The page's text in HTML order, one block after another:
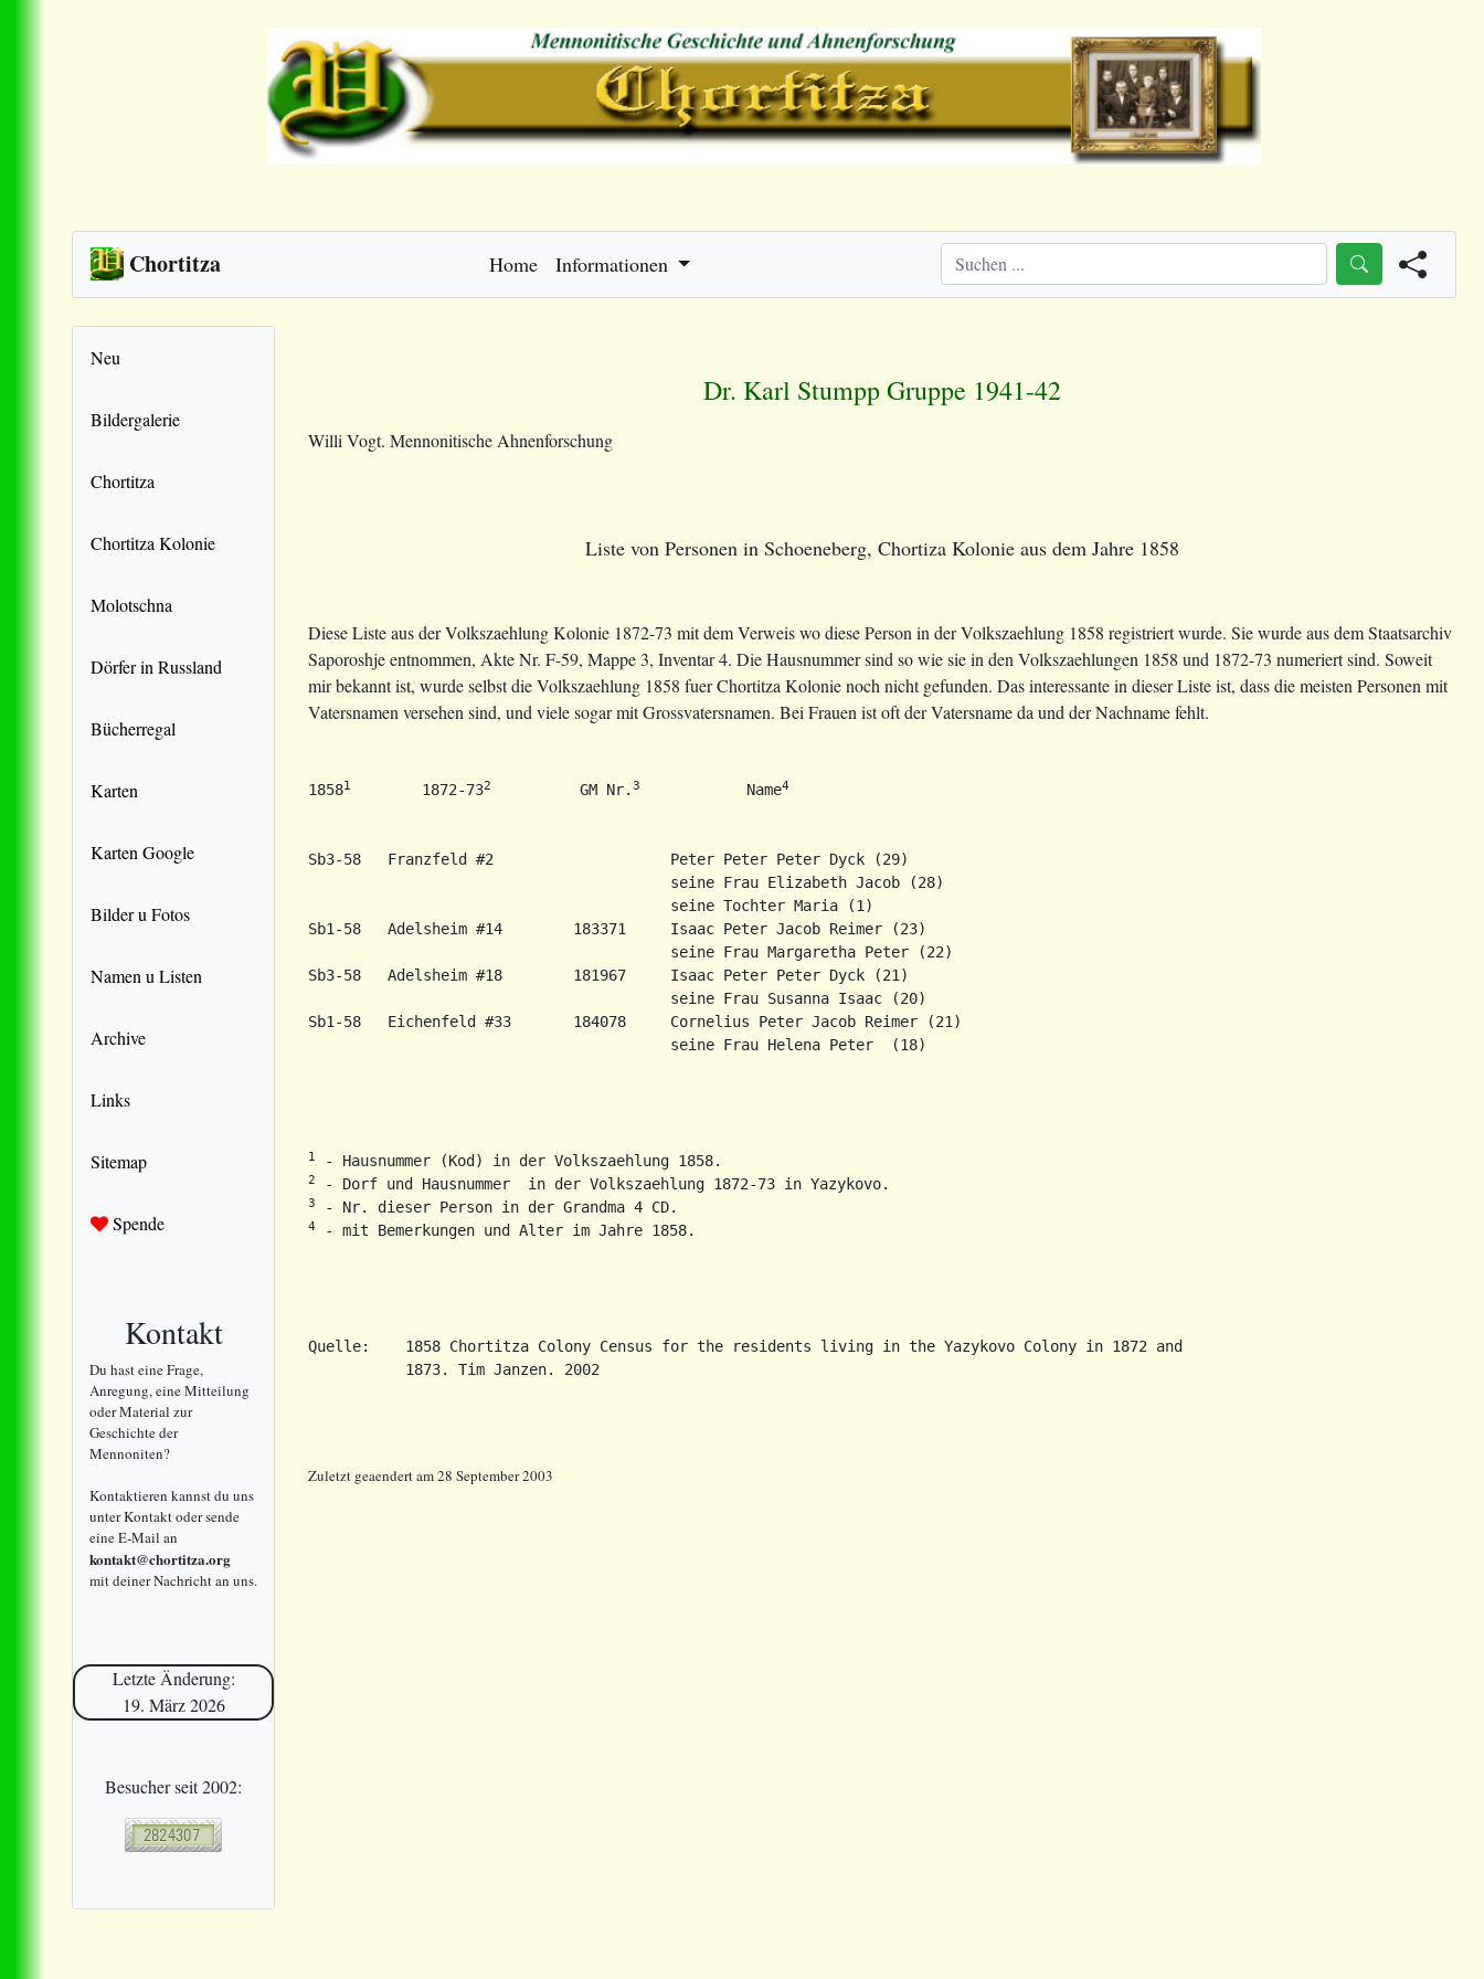
Chortitza Home Informationen
Neu
Bildergalerie
Chortitza
Chortitza Kolonie
Molotschna
Dörfer in Russland
Bücherregal
Karten
Karten Google
Bilder u Fotos
Namen u Listen
Archive
Links
Sitemap
Spende
Kontakt
Du hast eine Frage,
Anregung, eine Mitteilung
oder Material zur
Geschichte der
Mennoniten?
Kontaktieren kannst du uns
unter Kontakt oder sende
eine E-Mail an
kontakt@chortitza.org
mit deiner Nachricht an uns.
Letzte Änderung:
19. März 2026
Besucher seit 2002:
Dr. Karl Stumpp Gruppe 1941-42
Willi Vogt. Mennonitische Ahnenforschung
Liste von Personen in Schoeneberg, Chortiza Kolonie aus dem Jahre 1858
Diese Liste aus der Volkszaehlung Kolonie 1872-73 mit dem Verweis wo diese Person in der Volkszaehlung 1858 registriert wurde. Sie wurde aus dem Staatsarchiv
Saporoshje entnommen, Akte Nr. F-59, Mappe 3, Inventar 4. Die Hausnummer sind so wie sie in den Volkszaehlungen 1858 und 1872-73 numeriert sind. Soweit
mir bekannt ist, wurde selbst die Volkszaehlung 1858 fuer Chortitza Kolonie noch nicht gefunden. Das interessante in dieser Liste ist, dass die meisten Personen mit
Vatersnamen versehen sind, und viele sogar mit Grossvatersnamen. Bei Frauen ist oft der Vatersname da und der Nachname fehlt.
18581
        1872-73
2
          GM Nr.
3
            Name
4
Sb3-58   Franzfeld #2                    Peter Peter Peter Dyck (29)
                                         seine Frau Elizabeth Jacob (28)
                                         seine Tochter Maria (1)
Sb1-58   Adelsheim #14        183371     Isaac Peter Jacob Reimer (23)
                                         seine Frau Margaretha Peter (22)
Sb3-58   Adelsheim #18        181967     Isaac Peter Peter Dyck (21)
                                         seine Frau Susanna Isaac (20)
Sb1-58   Eichenfeld #33       184078     Cornelius Peter Jacob Reimer (21)
1
2
3
4
Quelle:    1858 Chortitza Colony Census for the residents living in the Yazykovo Colony in 1872 and
Zuletzt geaendert am 28 September 2003